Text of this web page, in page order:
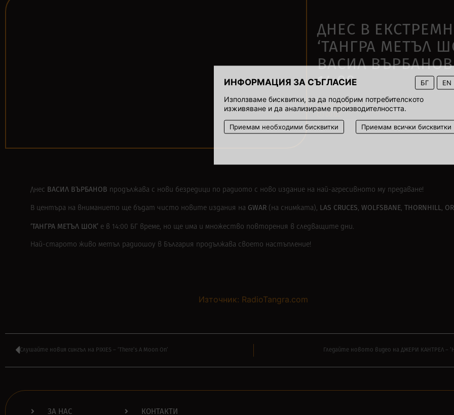
ИНФОРМАЦИЯ ЗА СЪГЛАСИЕ БГ EN
Използваме бисквитки, за да подобрим потребителското
изживяване и да анализираме производителността.
Приемам необходими бисквитки Приемам всички бисквитки
ДНЕС В
‘ТАНГРА МЕТЪЛ
ВАСИЛ
14:00
9 юни 2022
00:02
Днес ВАСИЛ ВЪРБАНОВ продължава с нови безредици по радиото с ново издание на най-агресивното му предаване!
В центъра на вниманието ще бъдат чисто новите издания на GWAR (на снимката), LAS CRUCES, WOLFSBANE, THORNHILL,
‘ТАНГРА МЕТЪЛ ШОК’ е в 14:00 БГ време, но ще има и множество повторения в следващите дни.
Най-старото живо метъл радиошоу в България продължава своето настъпление!
Източник: RadioTangra.com
Слушайте новия сингъл на PIXIES – ‘There’s A Moon On’ Гледайте новото видео на ДЖЕРИ КАНТРЕЛ –
ЗА НАС КОНТАКТИ